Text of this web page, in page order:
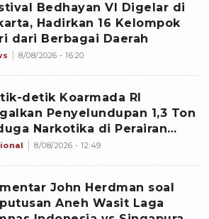
Bedhayan VI Digelar di
Hadirkan 16 Kelompok
dari Berbagai Daerah
8/08/2026 - 16:20
detik Koarmada RI
Penyelundupan 1,3 Ton
Narkotika di Perairan
8/08/2026 - 12:49
John Herdman soal
Aneh Wasit Laga